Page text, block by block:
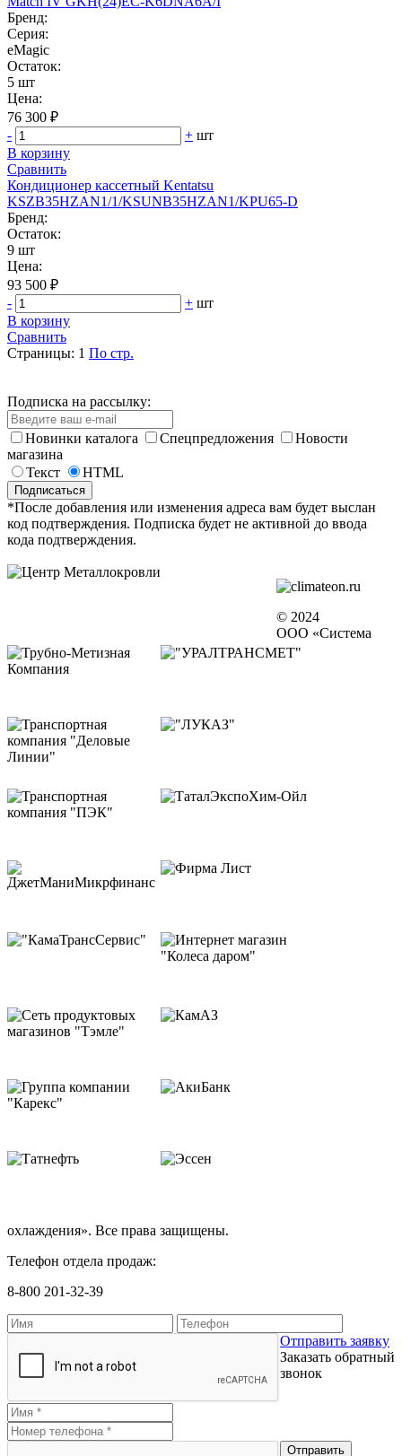
Бренд:
Серия:
eMagic
Остаток:
5 шт
Цена:
76 300 ₽
-
+ шт
В корзину
Сравнить
Кондиционер кассетный Kentatsu
KSZB35HZAN1/1/KSUNB35HZAN1/KPU65-D
Бренд:
Остаток:
9 шт
Цена:
93 500 ₽
-
+ шт
В корзину
Сравнить
Страницы: 1 По стр.
Подписка на рассылку:
Новинки каталога Спецпредложения
Новости
магазина
Текст
HTML
*После добавления или изменения адреса вам будет выслан
код подтверждения. Подписка будет не активной до ввода
кода подтверждения.
© 2024
ООО «Система
охлаждения». Все права защищены.
Телефон отдела продаж:
8-800 201-32-39
Отправить заявку
Заказать обратный
звонок